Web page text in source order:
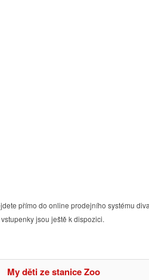
přímo do online prodejního systému
jsou ještě k dispozici.
My děti ze stanice Zoo